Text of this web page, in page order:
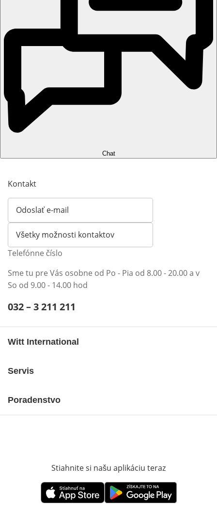
Chat
Kontakt
Odoslať e-mail
Otvorí e-mailového klienta
Všetky možnosti kontaktov
Telefónne číslo
Sme tu pre Vás osobne od Po - Pia od 8.00 - 20.00 a v
So od 9.00 - 14.00 hod
Telefónne číslo:
032 – 3 211 211
Witt International
Servis
Poradenstvo
Stiahnite si našu aplikáciu teraz
Otvorí sa vnovom okneOtvorí sa vnovom okne